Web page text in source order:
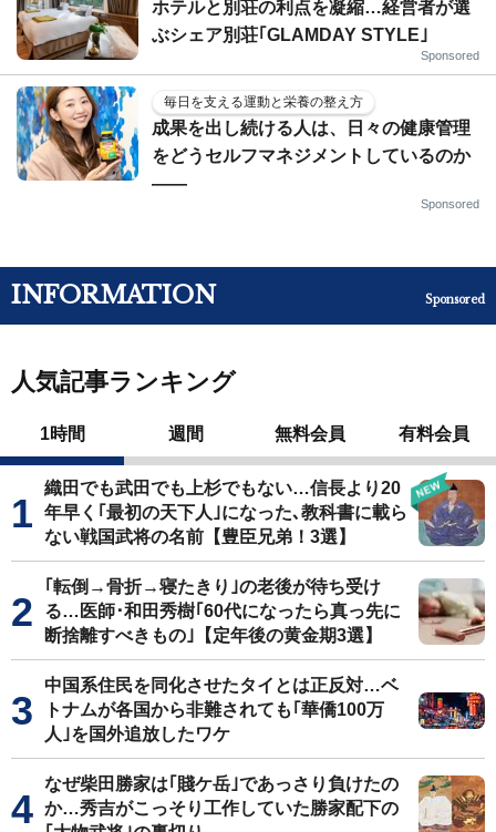
ホテルと別荘の利点を凝縮…経営者が選
ぶシェア別荘｢GLAMDAY STYLE｣
Sponsored
毎日を支える運動と栄養の整え方
成果を出し続ける人は、日々の健康管理
をどうセルフマネジメントしているのか
——
Sponsored
INFORMATION Sponsored
人気記事ランキング
1時間 週間 無料会員 有料会員
織田でも武田でも上杉でもない…信長より20
年早く｢最初の天下人｣になった､教科書に載ら
ない戦国武将の名前【豊臣兄弟！3選】
｢転倒→骨折→寝たきり｣の老後が待ち受け
る…医師･和田秀樹｢60代になったら真っ先に
断捨離すべきもの｣【定年後の黄金期3選】
中国系住民を同化させたタイとは正反対…ベ
トナムが各国から非難されても｢華僑100万
人｣を国外追放したワケ
なぜ柴田勝家は｢賤ケ岳｣であっさり負けたの
か…秀吉がこっそり工作していた勝家配下の